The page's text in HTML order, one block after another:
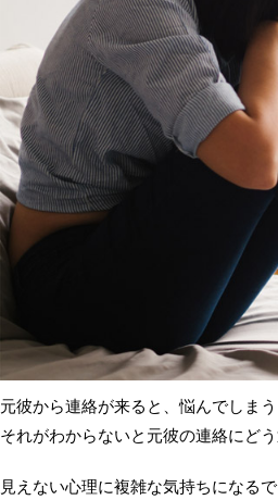
元彼から連絡が来ると、悩んでしま
それがわからないと元彼の連絡にど
見えない心理に複雑な気持ちになる